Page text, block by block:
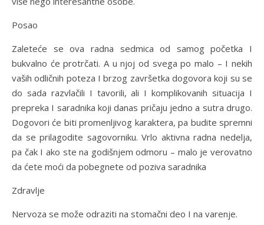
Posao
Zaleteće se ova radna sedmica od samog početka I
bukvalno će protrčati. A u njoj od svega po malo – I nekih
vaših odličnih poteza I brzog završetka dogovora koji su se
do sada razvlačili I tavorili, ali I komplikovanih situacija I
prepreka I saradnika koji danas pričaju jedno a sutra drugo.
Dogovori će biti promenljivog karaktera, pa budite spremni
da se prilagodite sagovorniku. Vrlo aktivna radna nedelja,
pa čak I ako ste na godišnjem odmoru – malo je verovatno
da ćete moći da pobegnete od poziva saradnika
Zdravlje
Nervoza se može odraziti na stomačni deo I na varenje.